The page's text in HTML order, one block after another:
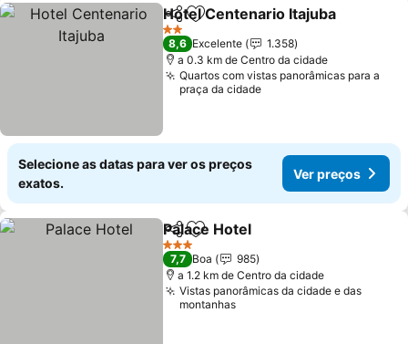
PartilharAdicionar aos favoritos
Hotel Centenario Itajuba
2 Estrelas
8,6 Excelente
1.358
a 0.3 km de Centro da cidade
Quartos com vistas panorâmicas para a
praça da cidade
Selecione as datas para ver os preços
exatos.
Ver preços
PartilharAdicionar aos favoritos
Palace Hotel
3 Estrelas
7,7 Boa
985
a 1.2 km de Centro da cidade
Vistas panorâmicas da cidade e das
montanhas